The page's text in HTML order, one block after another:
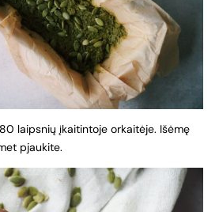
laipsnių įkaitintoje orkaitėje. Išėmę
pjaukite.